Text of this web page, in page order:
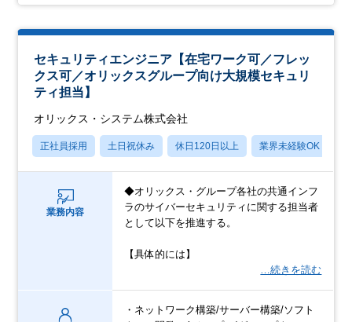
セキュリティエンジニア【在宅ワーク可／フレッ
クス可／オリックスグループ向け大規模セキュリ
ティ担当】
オリックス・システム株式会社
正社員採用 土日祝休み 休日120日以上 業界未経験OK
業務内容
◆オリックス・グループ各社の共通インフ
ラのサイバーセキュリティに関する担当者
として以下を推進する。
【具体的には】
…続きを読む
・ネットワーク構築/サーバー構築/ソフト